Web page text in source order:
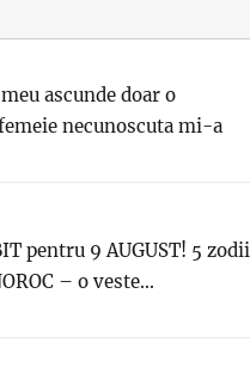
ascunde doar o
necunoscuta mi-a
pentru 9 AUGUST! 5 zodii
– o veste...